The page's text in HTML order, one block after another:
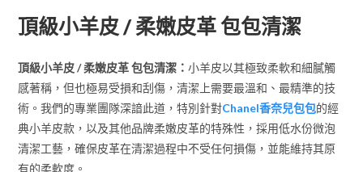
頂級小羊皮 / 柔嫩皮革 包包清潔
頂級小羊皮 / 柔嫩皮革 包包清潔：小羊皮以其極致柔軟和細膩觸
感著稱，但也極易受損和刮傷，清潔上需要最溫和、最精準的技
術。我們的專業團隊深諳此道，特別針對Chanel香奈兒包包的經
典小羊皮款，以及其他品牌柔嫩皮革的特殊性，採用低水份微泡
清潔工藝，確保皮革在清潔過程中不受任何損傷，並能維持其原
有的柔軟度。